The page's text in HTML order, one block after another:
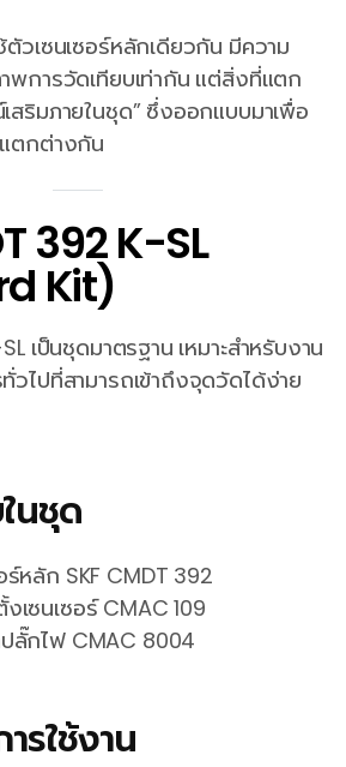
วเซนเซอร์หลักเดียวกัน มีความ
พการวัดเทียบเท่ากัน แต่สิ่งที่แตก
ริมภายในชุด” ซึ่งออกแบบมาเพื่อ
ตกต่างกัน
392 K-SL
Kit)
เป็นชุดมาตรฐาน เหมาะสำหรับงาน
วไปที่สามารถเข้าถึงจุดวัดได้ง่าย
นชุด
ร์หลัก SKF CMDT 392
เซนเซอร์ CMAC 109
ลั๊กไฟ CMAC 8004
รใช้งาน